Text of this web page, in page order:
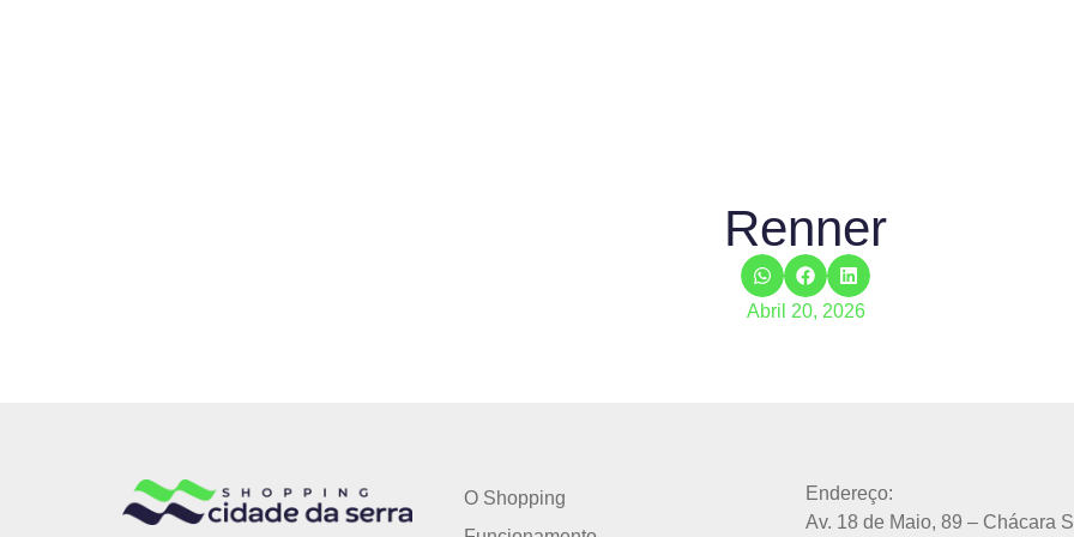
Renner
Abril 20, 2026
O Shopping
Endereço:
Av. 18 de Maio, 89 – Chácara